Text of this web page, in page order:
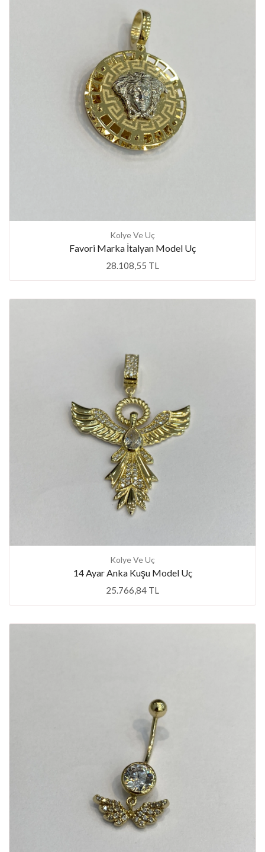
Kolye Ve Uç
Favori Marka İtalyan Model Uç
28.108,55 TL
Kolye Ve Uç
14 Ayar Anka Kuşu Model Uç
25.766,84 TL